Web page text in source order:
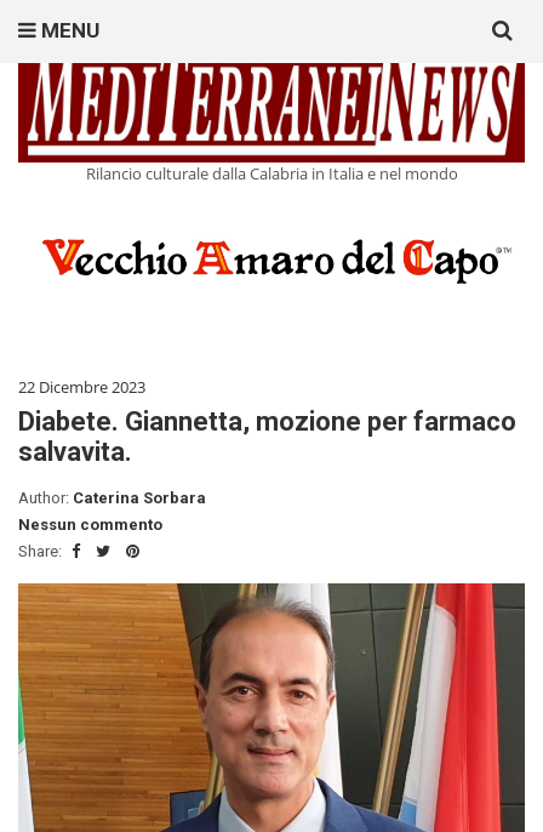
Rilancio culturale dalla Calabria in Italia e nel mondo
MENU
for:
22 Dicembre 2023
Diabete. Giannetta, mozione per farmaco
salvavita.
Author: Caterina Sorbara
Nessun commento
Share: